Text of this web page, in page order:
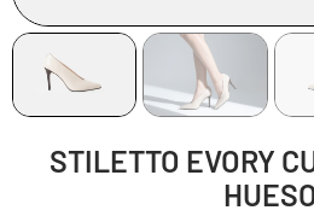
STILETTO EVORY